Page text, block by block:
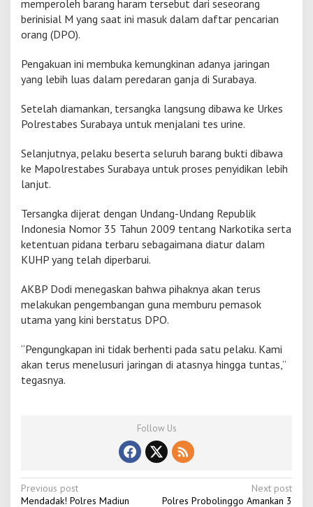
memperoleh barang haram tersebut dari seseorang
berinisial M yang saat ini masuk dalam daftar pencarian
orang (DPO).
Pengakuan ini membuka kemungkinan adanya jaringan
yang lebih luas dalam peredaran ganja di Surabaya.
Setelah diamankan, tersangka langsung dibawa ke Urkes
Polrestabes Surabaya untuk menjalani tes urine.
Selanjutnya, pelaku beserta seluruh barang bukti dibawa
ke Mapolrestabes Surabaya untuk proses penyidikan lebih
lanjut.
Tersangka dijerat dengan Undang-Undang Republik
Indonesia Nomor 35 Tahun 2009 tentang Narkotika serta
ketentuan pidana terbaru sebagaimana diatur dalam
KUHP yang telah diperbarui.
AKBP Dodi menegaskan bahwa pihaknya akan terus
melakukan pengembangan guna memburu pemasok
utama yang kini berstatus DPO.
“Pengungkapan ini tidak berhenti pada satu pelaku. Kami
akan terus menelusuri jaringan di atasnya hingga tuntas,”
tegasnya.
Follow Us
P
Previous post
Mendadak! Polres Madiun
Next post
Polres Probolinggo Amankan 3